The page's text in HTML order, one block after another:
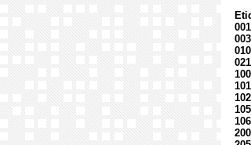
001
003
010
021
100
101
102
105
106
200